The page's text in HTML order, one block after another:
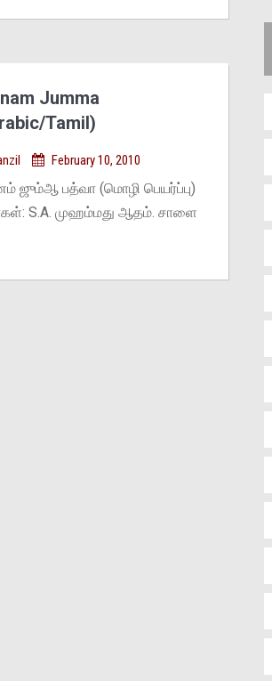
Jumma
Tamil)
February 10, 2010
ஜும்ஆ பத்வா (மொழி பெயர்ப்பு)
S.A. முஹம்மது ஆதம். சாளை